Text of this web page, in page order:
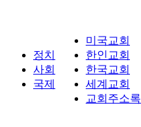
정치
사회
국제
미국교회
한인교회
한국교회
세계교회
교회주소록